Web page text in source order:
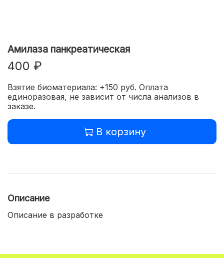
Амилаза панкреатическая
400 ₽
Взятие биоматериала: +150 руб. Оплата
единоразовая, не зависит от числа анализов в
заказе.
В корзину
Описание
Описание в разработке